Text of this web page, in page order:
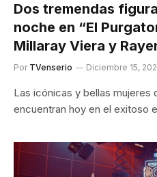
Dos tremendas
noche en “El
Millaray Viera y
Por TVenserio Diciembre 15,
Las icónicas y bellas mujeres
encuentran hoy en el exitoso